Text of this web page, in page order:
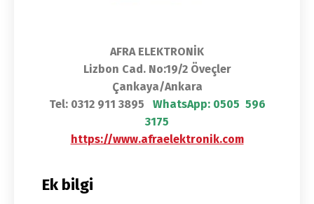
AFRA ELEKTRONİK
Lizbon Cad. No:19/2 Öveçler
Çankaya/Ankara
Tel: 0312 911 3895 WhatsApp: 0505 596
3175
https://www.afraelektronik.com
Ek bilgi